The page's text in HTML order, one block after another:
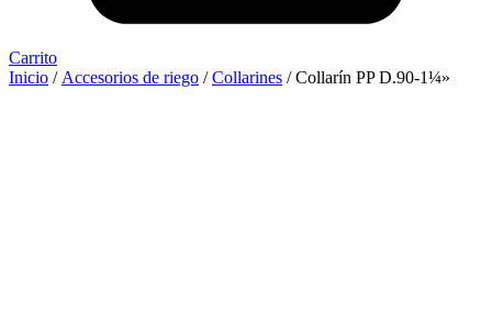
Carrito
Inicio / Accesorios de riego /Collarines / Collarín PP D.90-1¼»